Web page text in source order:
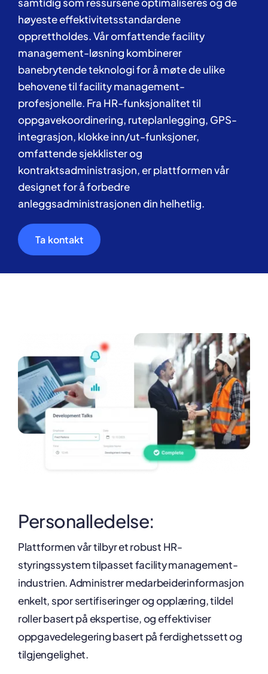
høyeste effektivitetsstandardene
opprettholdes. Vår omfattende facility
management-løsning kombinerer
banebrytende teknologi for å møte de ulike
behovene til facility management-
profesjonelle. Fra HR-funksjonalitet til
oppgavekoordinering, ruteplanlegging, GPS-
integrasjon, klokke inn/ut-funksjoner,
omfattende sjekklister og
kontraktsadministrasjon, er plattformen vår
designet for å forbedre
anleggsadministrasjonen din helhetlig.
Ta kontakt
Personalledelse:
Plattformen vår tilbyr et robust HR-
styringssystem tilpasset facility management-
industrien. Administrer medarbeiderinformasjon
enkelt, spor sertifiseringer og opplæring, tildel
roller basert på ekspertise, og effektiviser
oppgavedelegering basert på ferdighetssett og
tilgjengelighet.